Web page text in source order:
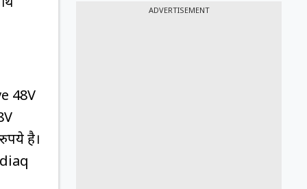
48V
है।
ADVERTISEMENT